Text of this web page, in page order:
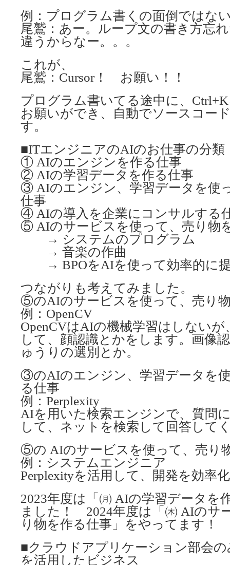
例：プログラム書くの面倒ではな
尾鷲：あー。ループ文の書き方忘
違うからなー。。。
これが、
尾鷲：Cursor！ お願い！！
プログラム書いてる途中に、
お願いができ、自動でソースコー
す。
■ITエンジニアのAIのお仕事の分類
① AIのエンジンを作る仕事
② AIの学習データを作る仕事
③ AIのエンジン、学習データを使
仕事
④ AIの導入を企業にコンサルする
⑤ AIのサービスを使って、売り物
→ システムのプログラム
→ 音楽の作曲
→ BPOをAIを使って効率的に提
つながりも考えてみました。
⑤のAIのサービスを使って、売り
例：OpenCV
OpenCVはAIの機械学習はしない
して、顔認識とかをします。画像
ゅうりの選別とか。
③のAIのエンジン、学習データを
る仕事
例：Perplexity
AIを用いた検索エンジンで、質問
して、ネットを検索して回答して
⑤の AIのサービスを使って、売り
例：システムエンジニア
Perplexityを活用して、開発を効率
2023年度は「㈪ AIの学習データを
ました！ 2024年度は「㈭ AIのサ
り物を作る仕事」をやってます！
■クラウドアプリケーション部会
を活用したビジネス